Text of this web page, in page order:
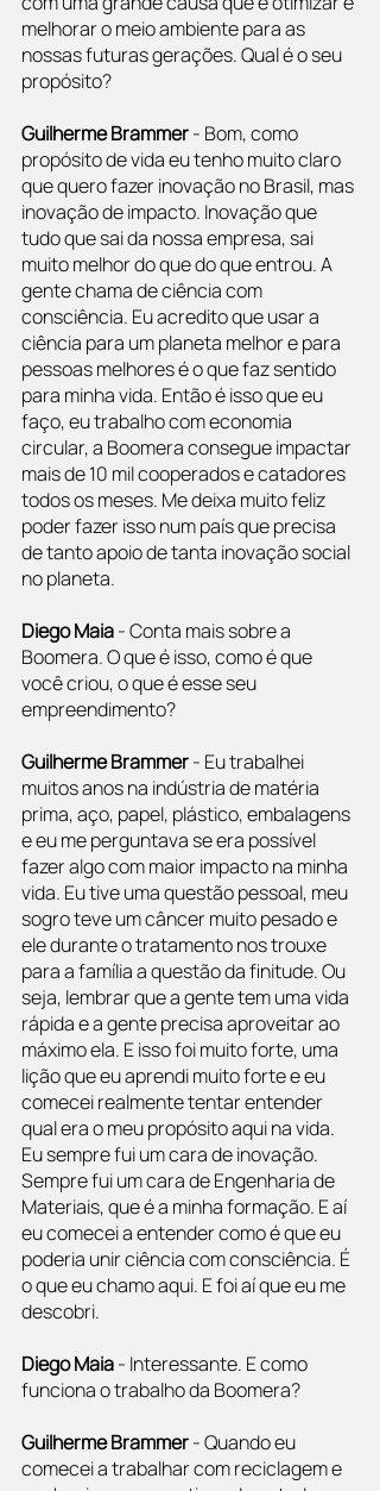
melhorar o meio ambiente para as
nossas futuras gerações. Qual é o seu
propósito?
Guilherme Brammer - Bom, como
propósito de vida eu tenho muito claro
que quero fazer inovação no Brasil, mas
inovação de impacto. Inovação que
tudo que sai da nossa empresa, sai
muito melhor do que do que entrou. A
gente chama de ciência com
consciência. Eu acredito que usar a
ciência para um planeta melhor e para
pessoas melhores é o que faz sentido
para minha vida. Então é isso que eu
faço, eu trabalho com economia
circular, a Boomera consegue impactar
mais de 10 mil cooperados e catadores
todos os meses. Me deixa muito feliz
poder fazer isso num país que precisa
de tanto apoio de tanta inovação social
no planeta.
Diego Maia - Conta mais sobre a
Boomera. O que é isso, como é que
você criou, o que é esse seu
empreendimento?
Guilherme Brammer - Eu trabalhei
muitos anos na indústria de matéria
prima, aço, papel, plástico, embalagens
e eu me perguntava se era possível
fazer algo com maior impacto na minha
vida. Eu tive uma questão pessoal, meu
sogro teve um câncer muito pesado e
ele durante o tratamento nos trouxe
para a família a questão da finitude. Ou
seja, lembrar que a gente tem uma vida
rápida e a gente precisa aproveitar ao
máximo ela. E isso foi muito forte, uma
lição que eu aprendi muito forte e eu
comecei realmente tentar entender
qual era o meu propósito aqui na vida.
Eu sempre fui um cara de inovação.
Sempre fui um cara de Engenharia de
Materiais, que é a minha formação. E aí
eu comecei a entender como é que eu
poderia unir ciência com consciência. É
o que eu chamo aqui. E foi aí que eu me
descobri.
Diego Maia - Interessante. E como
funciona o trabalho da Boomera?
Guilherme Brammer - Quando eu
comecei a trabalhar com reciclagem e